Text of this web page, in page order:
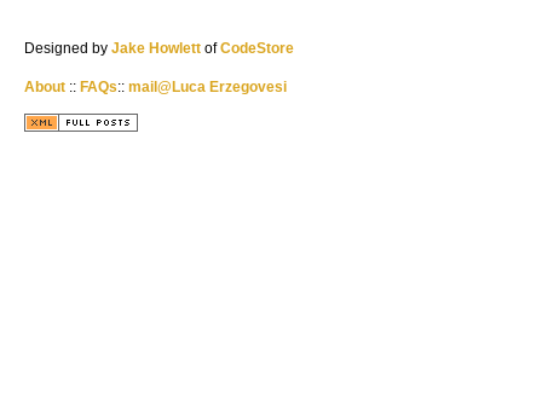
Designed by Jake Howlett ofCodeStore
About :: FAQs:: mail@Luca Erzegovesi